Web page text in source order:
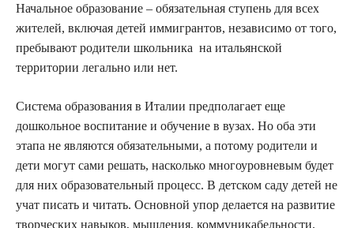
Начальное образование – обязательная ступень для всех
жителей, включая детей иммигрантов, независимо от того,
пребывают родители школьника на итальянской
территории легально или нет.
Система образования в Италии предполагает еще
дошкольное воспитание и обучение в вузах. Но оба эти
этапа не являются обязательными, а потому родители и
дети могут сами решать, насколько многоуровневым будет
для них образовательный процесс. В детском саду детей не
учат писать и читать. Основной упор делается на развитие
творческих навыков, мышления, коммуникабельности.